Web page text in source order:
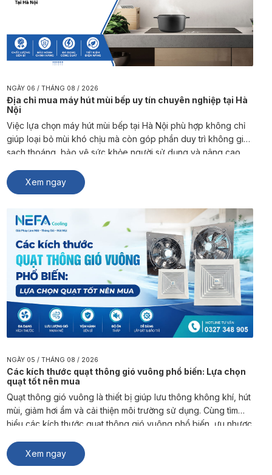
NGÀY 06 / THÁNG 08 / 2026
Địa chỉ mua máy hút mùi bếp uy tín chuyên nghiệp tại Hà
Nội
Việc lựa chọn máy hút mùi bếp tại Hà Nội phù hợp không chỉ
giúp loại bỏ mùi khó chịu mà còn góp phần duy trì không gian
sạch thoáng, bảo vệ sức khỏe người sử dụng và nâng cao
chuyên sản xuất và […]
Xem ngay
NGÀY 05 / THÁNG 08 / 2026
Các kích thước quạt thông gió vuông phổ biến: Lựa chọn
quạt tốt nên mua
Quạt thông gió vuông là thiết bị giúp lưu thông không khí, hút
mùi, giảm hơi ẩm và cải thiện môi trường sử dụng. Cùng tìm
hiểu các kích thước quạt thông gió vuông phổ biến, ưu nhược
Quạt thông gió vuông là […]
Xem ngay